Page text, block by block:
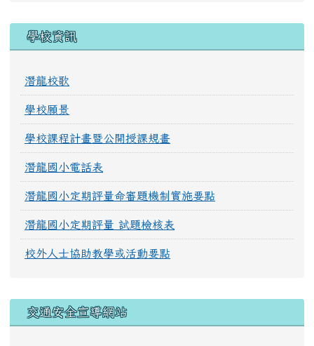
學校資訊
潛龍校歌
學校願景
學校課程計畫暨公開授課規畫
潛龍國小電話表
潛龍國小定期評量命審題機制實施要點
潛龍國小定期評量 試題檢核表
校外人士協助教學或活動要點
交通安全宣導網站